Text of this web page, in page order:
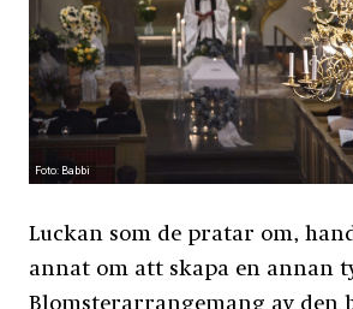
Foto: Babbi
Luckan som de pratar om,
annat om att skapa en annan